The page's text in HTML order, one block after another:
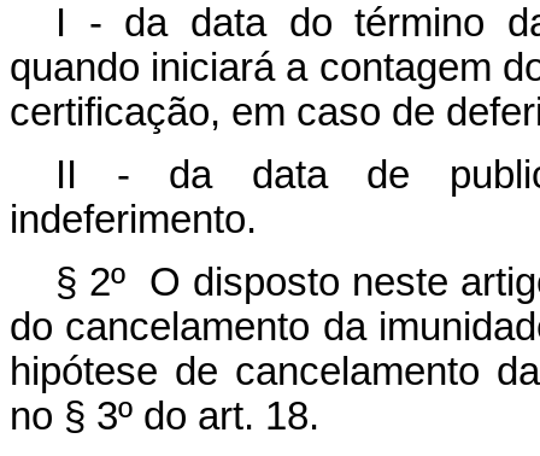
I - da data do término
quando iniciará a contagem
certificação, em caso de
II - da data de
indeferimento.
§ 2º O disposto neste
do cancelamento da
hipótese de cancelamento
no § 3º do art. 18.